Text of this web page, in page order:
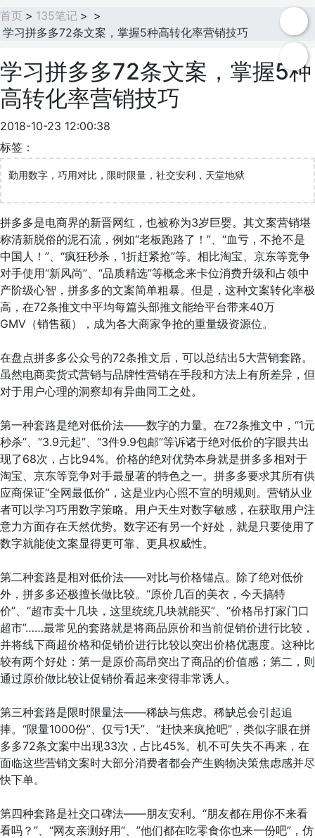
首页 > 135笔记 > >
学习拼多多72条文案，掌握5种高转化率营销技巧
学习拼多多72条文案，掌握5种
高转化率营销技巧
2018-10-23 12:00:38
标签：
勤用数字，巧用对比，限时限量，社交安利，天堂地狱
拼多多是电商界的新晋网红，也被称为3岁巨婴。其文案营销堪
称清新脱俗的泥石流，例如“老板跑路了！”、“血亏，不抢不是
中国人！”、“疯狂秒杀，1折赶紧抢”等。相比淘宝、京东等竞争
对手使用“新风尚”、“品质精选”等概念来卡位消费升级和占领中
产阶级心智，拼多多的文案简单粗暴。但是，这种文案转化率极
高，在72条推文中平均每篇头部推文能给平台带来40万
GMV（销售额），成为各大商家争抢的重量级资源位。
在盘点拼多多公众号的72条推文后，可以总结出5大营销套路。
虽然电商卖货式营销与品牌性营销在手段和方法上有所差异，但
对于用户心理的洞察却有异曲同工之处。
第一种套路是绝对低价法——数字的力量。在72条推文中，“1元
秒杀”、”3.9元起”、“3件9.9包邮”等诉诸于绝对低价的字眼共出
现了68次，占比94%。价格的绝对优势本身就是拼多多相对于
淘宝、京东等竞争对手最显著的特色之一。拼多多要求其所有供
应商保证“全网最低价”，这是业内心照不宣的明规则。营销从业
者可以学习巧用数字策略。用户天生对数字敏感，在获取用户注
意力方面存在天然优势。数字还有另一个好处，就是只要使用了
数字就能使文案显得更可靠、更具权威性。
第二种套路是相对低价法——对比与价格锚点。除了绝对低价
外，拼多多还极擅长做比较。“原价几百的美衣，今天搞特
价”、“超市卖十几块，这里统统几块就能买”、“价格吊打家门口
超市”……最常见的套路就是将商品原价和当前促销价进行比较，
并将线下商超价格和促销价进行比较以突出价格优惠度。这种比
较有两个好处：第一是原价高昂突出了商品的价值感；第二，则
通过原价做比较让促销价看起来变得非常诱人。
第三种套路是限时限量法——稀缺与焦虑。稀缺总会引起追
捧。“限量1000份”、仅亏1天”、“赶快来疯抢吧”，类似字眼在拼
多多72条文案中出现33次，占比45%。机不可失失不再来，在
面临这些营销文案时大部分消费者都会产生购物决策焦虑感并尽
快下单。
第四种套路是社交口碑法——朋友安利。“朋友都在用你不来看
看吗？”、“网友亲测好用“、”他们都在吃零食你也来一份吧”，仿